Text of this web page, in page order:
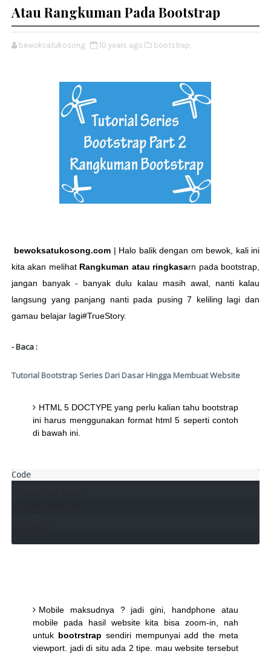
Atau Rangkuman Pada Bootstrap
bewoksatukosong 10 years ago bootstrap,
bewoksatukosong.com | Halo balik dengan om bewok, kali ini
kita akan melihat Rangkuman atau ringkasarn pada bootstrap,
jangan banyak - banyak dulu kalau masih awal, nanti kalau
langsung yang panjang nanti pada pusing 7 keliling lagi dan
gamau belajar lagi#TrueStory.
- Baca :
Tutorial Bootstrap Series Dari Dasar Hingga Membuat Website
HTML 5 DOCTYPE yang perlu kalian tahu bootstrap
ini harus menggunakan format html 5 seperti contoh
di bawah ini.
Mobile maksudnya ? jadi gini, handphone atau
mobile pada hasil website kita bisa zoom-in, nah
untuk bootrstrap sendiri mempunyai add the meta
viewport. jadi di situ ada 2 tipe. mau website tersebut